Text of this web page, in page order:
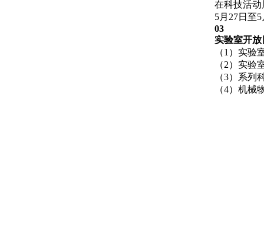
在科技活
5月27日至
03
实验室开
（1）实
（2）实
（3）系
（4）机